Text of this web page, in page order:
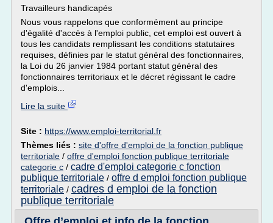
Travailleurs handicapés
Nous vous rappelons que conformément au principe
d'égalité d'accès à l'emploi public, cet emploi est ouvert à
tous les candidats remplissant les conditions statutaires
requises, définies par le statut général des fonctionnaires,
la Loi du 26 janvier 1984 portant statut général des
fonctionnaires territoriaux et le décret régissant le cadre
d'emplois...
Lire la suite
Site : https://www.emploi-territorial.fr
Thèmes liés : site d'offre d'emploi de la fonction publique
territoriale / offre d'emploi fonction publique territoriale
categorie c / cadre d'emploi categorie c fonction
publique territoriale / offre d emploi fonction publique
territoriale / cadres d emploi de la fonction
publique territoriale